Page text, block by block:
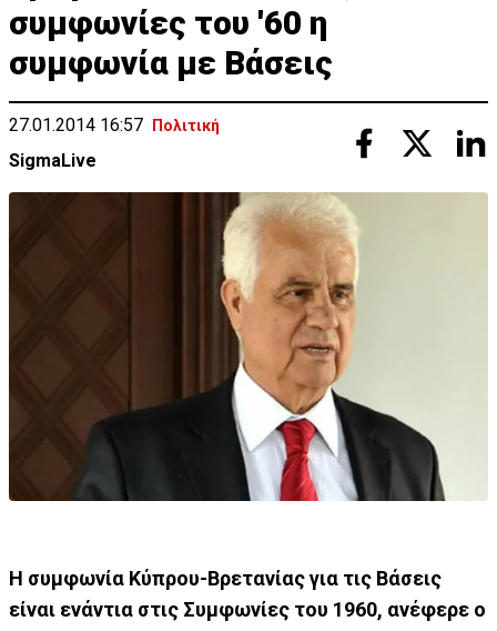
συμφωνίες του '60 η
συμφωνία με Βάσεις
27.01.2014 16:57 Πολιτική
SigmaLive
Η συμφωνία Κύπρου-Βρετανίας για τις Βάσεις
είναι ενάντια στις Συμφωνίες του 1960, ανέφερε ο